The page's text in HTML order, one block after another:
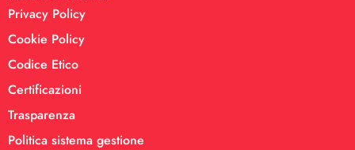
Privacy Policy
Cookie Policy
Codice Etico
Certificazioni
Trasparenza
Politica sistema gestione